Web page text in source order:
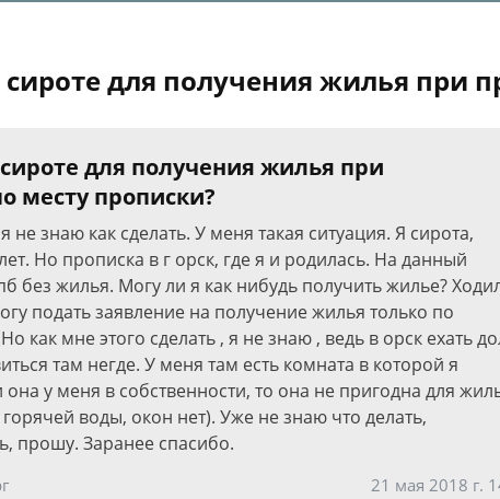
сироте для получения жилья при
для получения жилья при
месту прописки?
не знаю как сделать. У меня такая ситуация. Я сирота,
Но прописка в г орск, где я и родилась. На данный
без жилья. Могу ли я как нибудь получить жилье?
подать заявление на получение жилья только по
как мне этого сделать , я не знаю , ведь в орск ехать
там негде. У меня там есть комната в которой я
у меня в собственности, то она не пригодна для
горячей воды, окон нет). Уже не знаю что делать,
прошу. Заранее спасибо.
21 мая 2018 г.